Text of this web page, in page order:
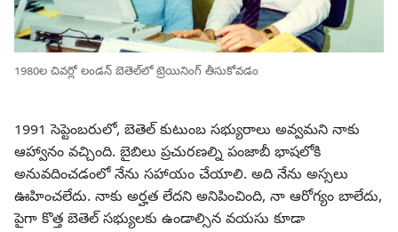
1980ల చివర్లో లండన్‌ బెతెల్‌లో ట్రెయినింగ్‌ తీసుకోవడం
1991 సెప్టెంబరులో, బెతెల్‌ కుటుంబ సభ్యురాలు అవ్వమని నాకు
ఆహ్వానం వచ్చింది. బైబిలు ప్రచురణల్ని పంజాబీ భాషలోకి
అనువదించడంలో నేను సహాయం చేయాలి. అది నేను అస్సలు
ఊహించలేదు. నాకు అర్హత లేదని అనిపించింది, నా ఆరోగ్యం బాలేదు,
పైగా కొత్త బెతెల్‌ సభ్యులకు ఉండాల్సిన వయసు కూడా